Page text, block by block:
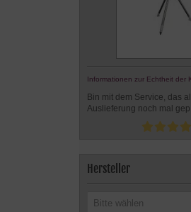
Informationen zur Echtheit der
Bin mit dem Service, das
Auslieferung noch mal gep
Hersteller
Bitte wählen